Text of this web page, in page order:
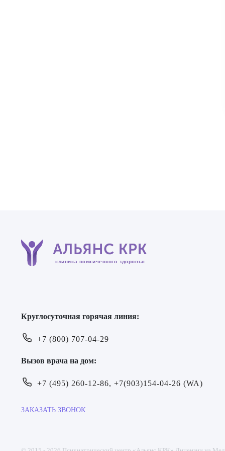
клиника психического здоровья
Круглосуточная горячая линия:
+7 (800) 707-04-29
Вызов врача на дом:
+7 (495) 260-12-86, +7(903)154-04-26 (WA)
ЗАКАЗАТЬ ЗВОНОК